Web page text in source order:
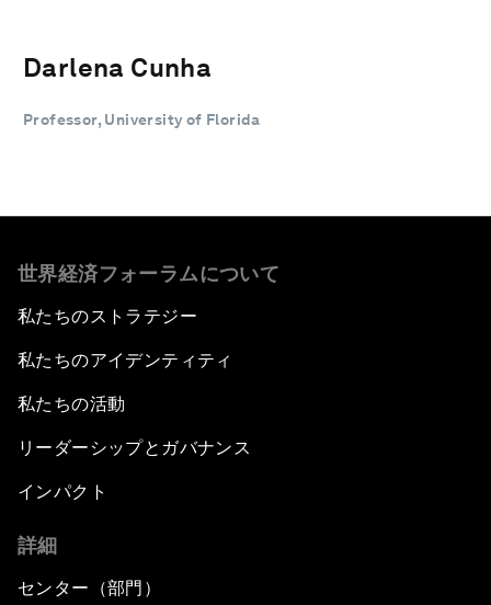
Darlena Cunha
Professor, University of Florida
世界経済フォーラムについて
私たちのストラテジー
私たちのアイデンティティ
私たちの活動
リーダーシップとガバナンス
インパクト
詳細
センター（部門）